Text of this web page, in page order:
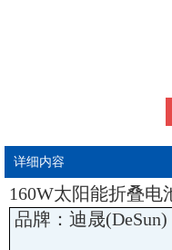
详细内容
160W太阳能折叠电
品牌：迪晟